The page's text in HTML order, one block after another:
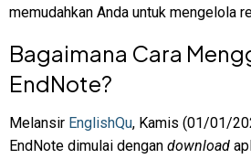
memudahkan Anda untuk mengelola
Bagaimana Cara
EndNote?
Melansir EnglishQu, Kamis (01/01/
EndNote dimulai dengan download